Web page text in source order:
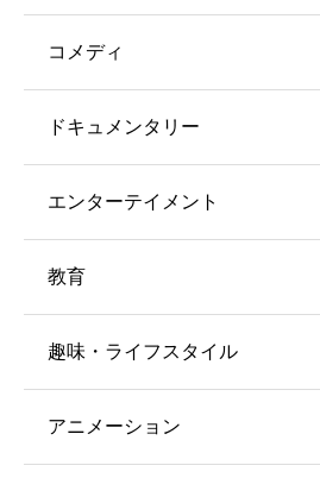
コメディ
ドキュメンタリー
エンターテイメント
教育
趣味・ライフスタイル
アニメーション